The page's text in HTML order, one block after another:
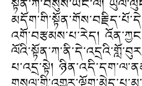
སྟོན་ཀ་བསུས་ཡོང་ལ།
འགོ་བརྩམས་པ་རེད།
པ་འདྲ་སྟེ།